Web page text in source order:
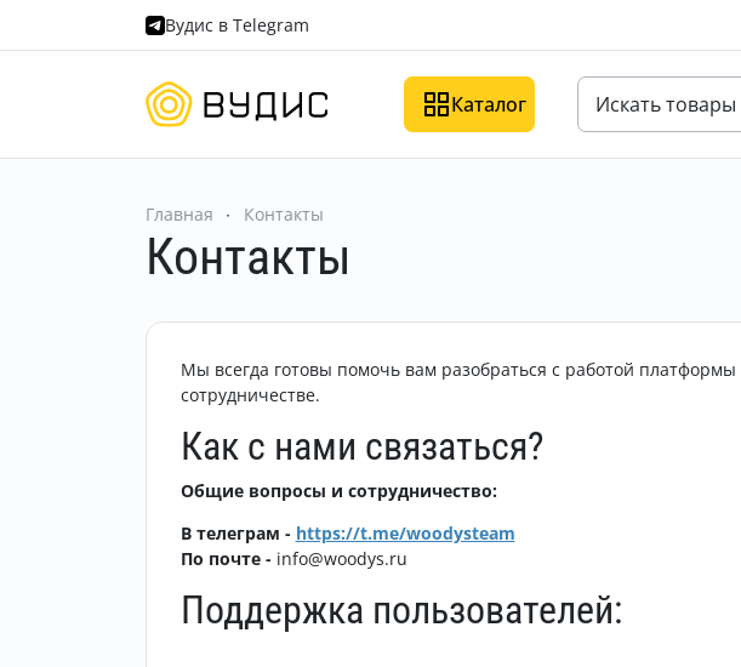
Вудис в Telegram
Каталог
Главная Контакты
Контакты
Мы всегда готовы помочь вам разобраться с работой платформы
сотрудничестве.
Как с нами связаться?
Общие вопросы и сотрудничество:
В телеграм - https://t.me/woodysteam
По почте - info@woodys.ru
Поддержка пользователей: